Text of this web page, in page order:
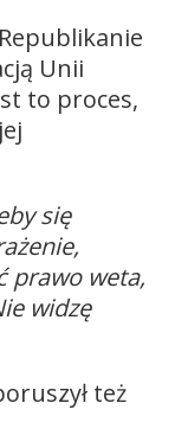
Unii
to proces,
się
prawo weta,
widzę
też